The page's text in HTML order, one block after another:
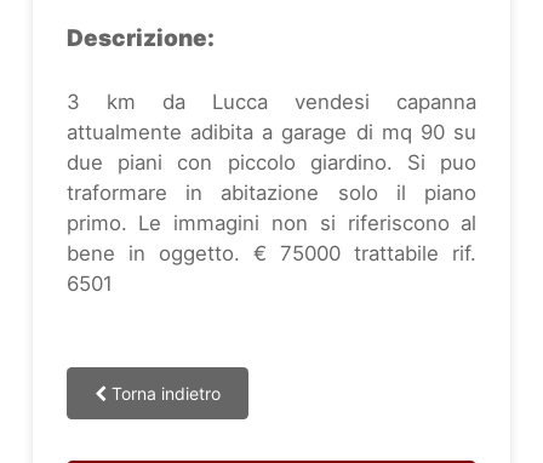
Descrizione:
3 km da Lucca vendesi capanna
attualmente adibita a garage di mq 90 su
due piani con piccolo giardino. Si puo
traformare in abitazione solo il piano
primo. Le immagini non si riferiscono al
bene in oggetto. € 75000 trattabile rif.
6501
Torna indietro